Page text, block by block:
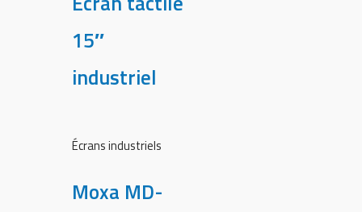
15″
industriel
Écrans industriels
Moxa MD-